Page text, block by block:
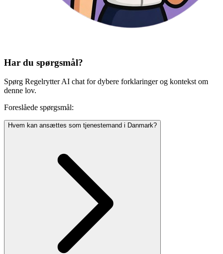
Har du spørgsmål?
Spørg Regelrytter AI chat for dybere forklaringer og kontekst om
denne lov.
Foreslåede spørgsmål:
Hvem kan ansættes som tjenestemand i Danmark?